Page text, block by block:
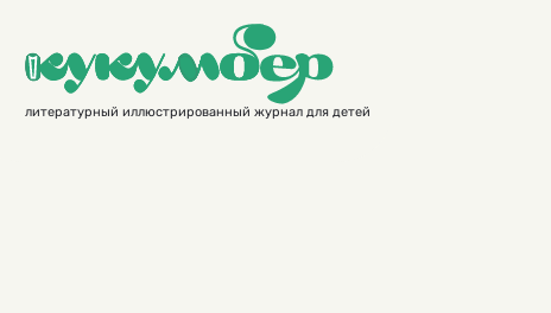
литературный иллюстрированный журнал для детей